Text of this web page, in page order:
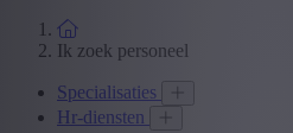
Ik zoek personeel
Specialisaties
Hr-diensten